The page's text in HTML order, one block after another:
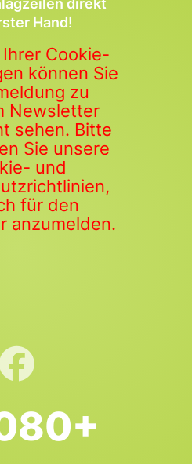
direkt
Hand!
Cookie-
können Sie
zu
Newsletter
sehen. Bitte
Sie unsere
und
für den
anzumelden.